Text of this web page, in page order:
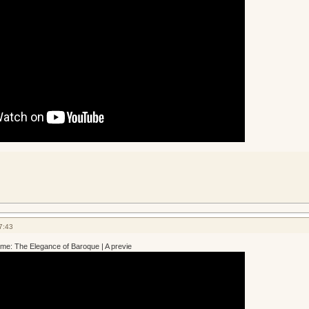
The Elegance of Baroque | A previe